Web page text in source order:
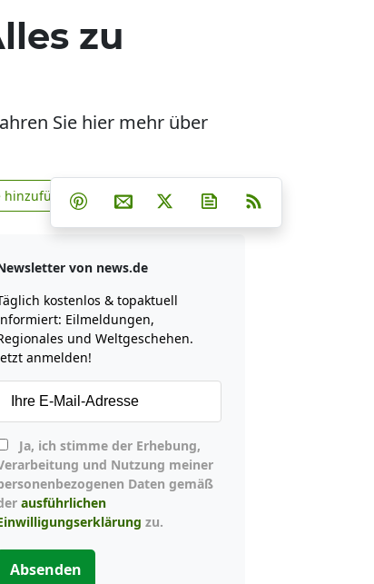
zu
Sie hier mehr über
zu Google hinzufügen
hinzufügen Teilen auf Facebook
Teilen auf Whatsapp
Teilen auf Telegram
Teilen auf Pinterest
Per E-Mail teilen
Post auf XNewsletter
von news.de
kostenlos & topaktuell
Eilmeldungen,
und Weltgeschehen.
anmelden!
und Nutzung meiner
Daten gemäß
ausführlichen
zu.
Absenden